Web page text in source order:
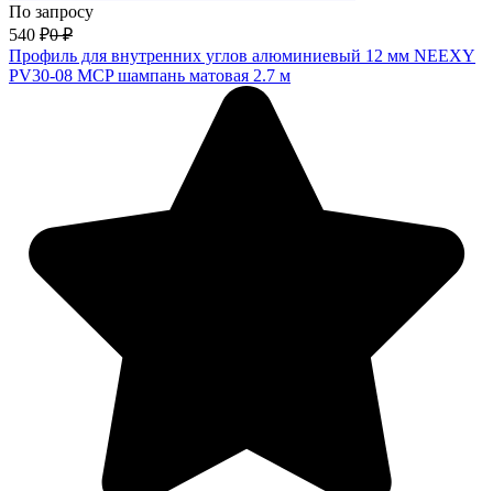
По запросу
540 ₽0 ₽
Профиль для внутренних углов алюминиевый 12 мм NEEXY
PV30-08 MCP шампань матовая 2.7 м